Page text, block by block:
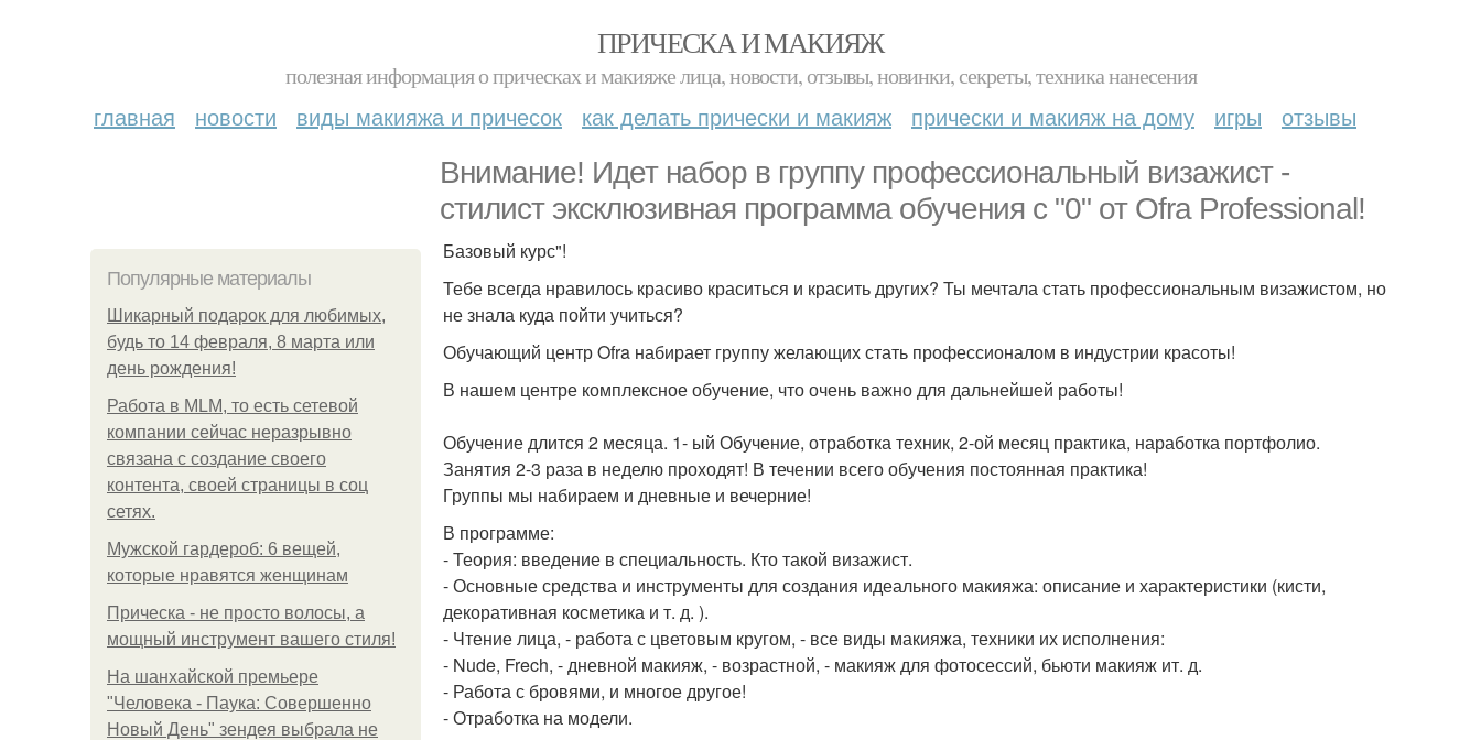
ПРИЧЕСКА И МАКИЯЖ
полезная информация о прическах и макияже лица, новости, отзывы, новинки, секреты, техника нанесения
главная новости виды макияжа и причесок как делать прически и макияж прически и макияж на дому игры отзывы
Внимание! Идет набор в группу профессиональный визажист -
стилист эксклюзивная программа обучения с "0" от Ofra Professional!
Популярные материалы
Шикарный подарок для любимых,
будь то 14 февраля, 8 марта или
день рождения!
Работа в MLM, то есть сетевой
компании сейчас неразрывно
связана с создание своего
контента, своей страницы в соц
сетях.
Мужской гардероб: 6 вещей,
которые нравятся женщинам
Прическа - не просто волосы, а
мощный инструмент вашего стиля!
На шанхайской премьере
"Человека - Паука: Совершенно
Новый День" зендея выбрала не
Базовый курс"!
Тебе всегда нравилось красиво краситься и красить других? Ты мечтала стать профессиональным визажистом, но
не знала куда пойти учиться?
Обучающий центр Ofra набирает группу желающих стать профессионалом в индустрии красоты!
В нашем центре комплексное обучение, что очень важно для дальнейшей работы!
Обучение длится 2 месяца. 1- ый Обучение, отработка техник, 2-ой месяц практика, наработка портфолио.
Занятия 2-3 раза в неделю проходят! В течении всего обучения постоянная практика!
Группы мы набираем и дневные и вечерние!
В программе:
- Теория: введение в специальность. Кто такой визажист.
- Основные средства и инструменты для создания идеального макияжа: описание и характеристики (кисти,
декоративная косметика и т. д. ).
- Чтение лица, - работа с цветовым кругом, - все виды макияжа, техники их исполнения:
- Nude, Frech, - дневной макияж, - возрастной, - макияж для фотосессий, бьюти макияж ит. д.
- Работа с бровями, и многое другое!
- Отработка на модели.